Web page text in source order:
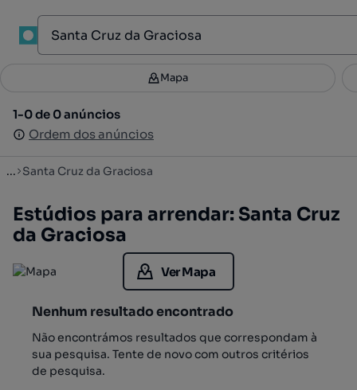
Filtros 3
1-0 de 0 anúncios
Ordem dos anúncios
Mapa
1-0 de 0 anúncios
Ordem dos anúncios
... Santa Cruz da Graciosa
Estúdios para arrendar: Santa Cruz
da Graciosa
Ver Mapa
Nenhum resultado encontrado
Não encontrámos resultados que correspondam à
sua pesquisa. Tente de novo com outros critérios
de pesquisa.